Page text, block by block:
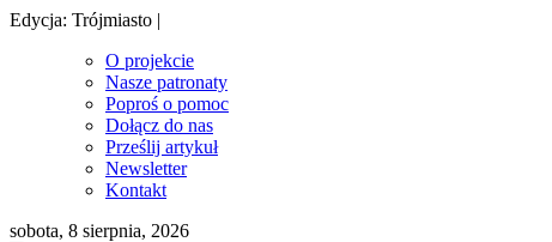
Edycja: Trójmiasto |
O projekcie
Nasze patronaty
Poproś o pomoc
Dołącz do nas
Prześlij artykuł
Newsletter
Kontakt
sobota, 8 sierpnia, 2026